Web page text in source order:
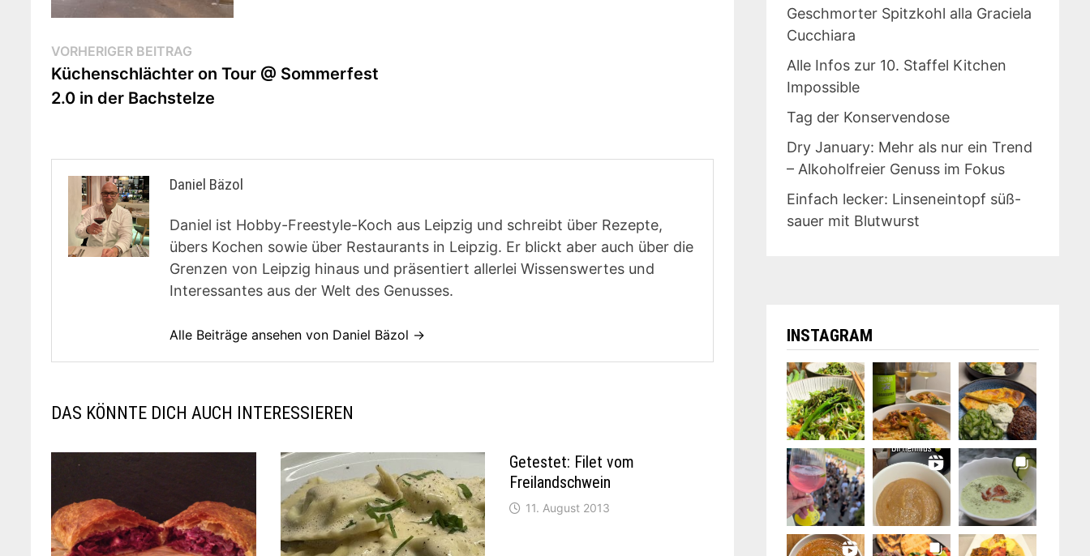
Beitragsnavigation
VORHERIGER BEITRAG
Beitrag:
Küchenschlächter on Tour @ Sommerfest
2.0 in der Bachstelze
Daniel Bäzol
Daniel ist Hobby-Freestyle-Koch aus Leipzig und schreibt über Rezepte,
übers Kochen sowie über Restaurants in Leipzig. Er blickt aber auch über die
Grenzen von Leipzig hinaus und präsentiert allerlei Wissenswertes und
Interessantes aus der Welt des Genusses.
Alle Beiträge ansehen von Daniel Bäzol →
DAS KÖNNTE DICH AUCH INTERESSIEREN
Getestet: Filet vom
Freilandschwein
11. August 2013
Geschmorter Spitzkohl alla Graciela
Cucchiara
Alle Infos zur 10. Staffel Kitchen
Impossible
Tag der Konservendose
Dry January: Mehr als nur ein Trend
– Alkoholfreier Genuss im Fokus
Einfach lecker: Linseneintopf süß-
sauer mit Blutwurst
INSTAGRAM